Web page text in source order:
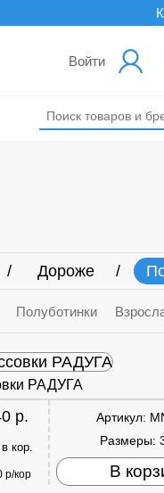
Войти
Дороже
Полуботинки
РАДУГА
р.
кор.
р/кор
Артикул:
Размеры:
В